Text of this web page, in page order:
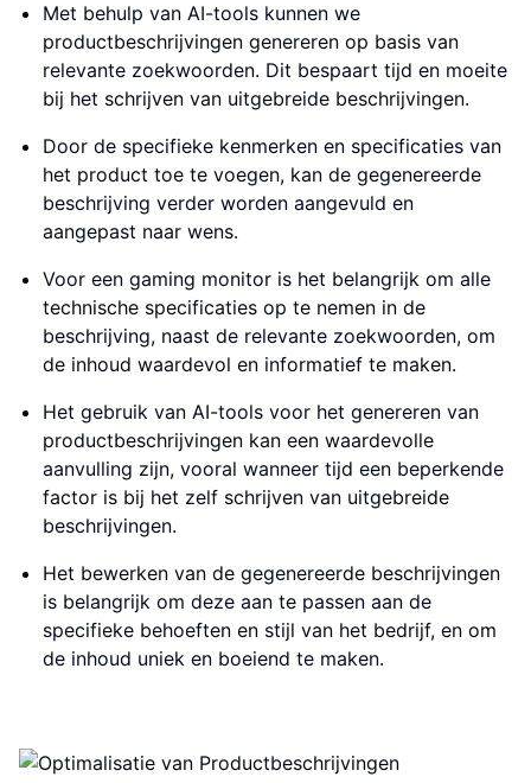
Met behulp van AI-tools kunnen we
productbeschrijvingen genereren op basis van
relevante zoekwoorden. Dit bespaart tijd en moeite
bij het schrijven van uitgebreide beschrijvingen.
Door de specifieke kenmerken en specificaties van
het product toe te voegen, kan de gegenereerde
beschrijving verder worden aangevuld en
aangepast naar wens.
Voor een gaming monitor is het belangrijk om alle
technische specificaties op te nemen in de
beschrijving, naast de relevante zoekwoorden, om
de inhoud waardevol en informatief te maken.
Het gebruik van AI-tools voor het genereren van
productbeschrijvingen kan een waardevolle
aanvulling zijn, vooral wanneer tijd een beperkende
factor is bij het zelf schrijven van uitgebreide
beschrijvingen.
Het bewerken van de gegenereerde beschrijvingen
is belangrijk om deze aan te passen aan de
specifieke behoeften en stijl van het bedrijf, en om
de inhoud uniek en boeiend te maken.